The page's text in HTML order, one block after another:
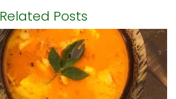
Related Posts